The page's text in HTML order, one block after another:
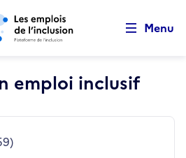
au contenu principal
Menu
emploi inclusif